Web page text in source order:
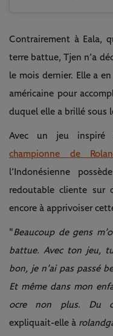
Contrairement à Eala,
terre battue, Tjen n’a
le mois dernier. Elle a
américaine pour
duquel elle a brillé sous
Avec un jeu inspiré
championne de
l’Indonésienne
redoutable cliente sur
encore à apprivoiser
"Beaucoup de gens
battue. Avec ton jeu,
bon, je n’ai pas passé
Et même dans mon
ocre non plus. Du
expliquait-elle à